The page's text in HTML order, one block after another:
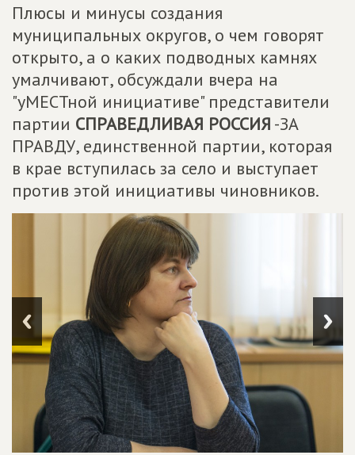
Плюсы и минусы создания
муниципальных округов, о чем говорят
открыто, а о каких подводных камнях
умалчивают, обсуждали вчера на
"уМЕСТной инициативе" представители
партии СПРАВЕДЛИВАЯ РОССИЯ -ЗА
ПРАВДУ, единственной партии, которая
в крае вступилась за село и выступает
против этой инициативы чиновников.